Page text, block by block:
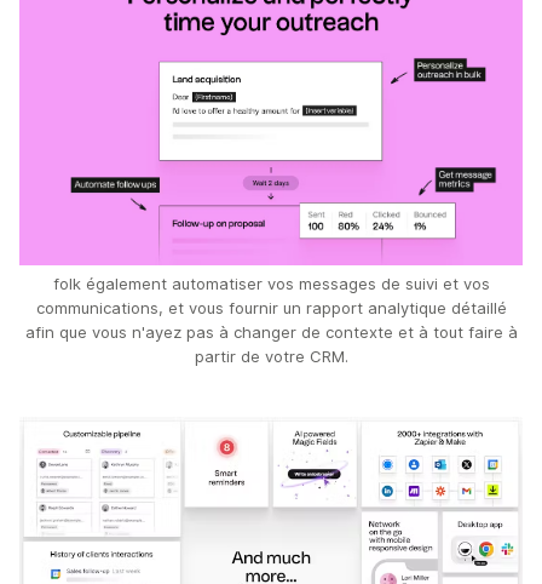
folk également automatiser vos messages de suivi et vos
communications, et vous fournir un rapport analytique détaillé
afin que vous n'ayez pas à changer de contexte et à tout faire à
partir de votre CRM.